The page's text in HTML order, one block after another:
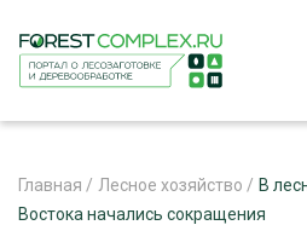
Главная / Лесное хозяйство / В
Востока начались сокращения